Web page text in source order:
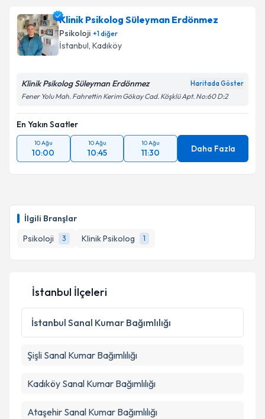
İlgili Branşlar
Psikoloji
3 Klinik Psikolog 1
Klinik Psikolog Süleyman Erdönmez
Psikoloji +1diğer
İstanbul, Kadıköy
Klinik Psikolog Süleyman Erdönmez Haritada Göster
Fener Yolu Mah. Fahrettin Kerim Gökay Cad. Köşklü Apt. No:60 D:2
En Yakın Saatler
10 Ağu
10:00
10 Ağu
10:45
10 Ağu
11:30 Daha Fazla
İstanbul İlçeleri
İstanbul Sanal Kumar Bağımlılığı
Şişli Sanal Kumar Bağımlılığı
Kadıköy Sanal Kumar Bağımlılığı
Ataşehir Sanal Kumar Bağımlılığı